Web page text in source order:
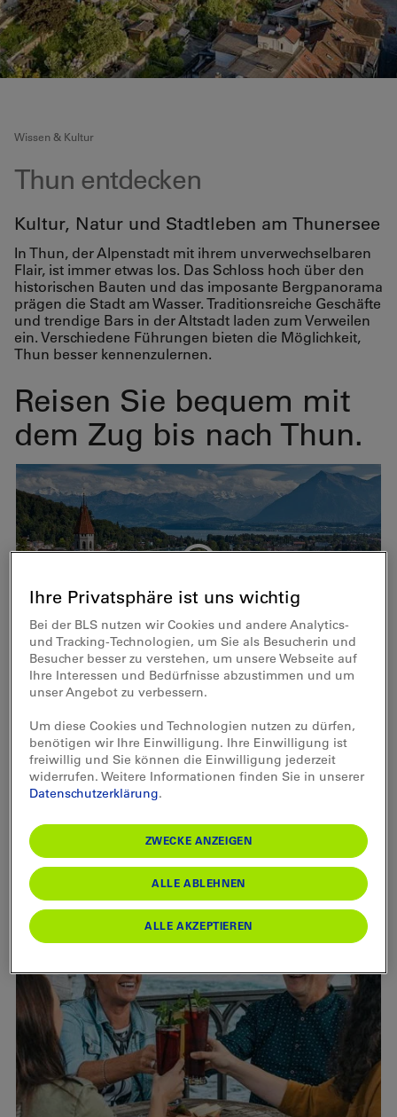
Wissen & Kultur
Thun entdecken
Kultur, Natur und Stadtleben am Thunersee
In Thun, der Alpenstadt mit ihrem unverwechselbaren
Flair, ist immer etwas los. Das Schloss hoch über den
historischen Bauten und das imposante Bergpanorama
prägen die Stadt am Wasser. Traditionsreiche Geschäfte
und trendige Bars in der Altstadt laden zum Verweilen
ein. Verschiedene Führungen bieten die Möglichkeit,
Thun besser kennenzulernen.
Reisen Sie bequem mit
dem Zug bis nach Thun.
Sehenswürdigkeiten
Führungen
Ihre Privatsphäre ist uns wichtig
Bei der BLS nutzen wir Cookies und andere Analytics-
und Tracking-Technologien, um Sie als Besucherin und
Besucher besser zu verstehen, um unsere Webseite auf
Ihre Interessen und Bedürfnisse abzustimmen und um
unser Angebot zu verbessern.
Um diese Cookies und Technologien nutzen zu dürfen,
benötigen wir Ihre Einwilligung. Ihre Einwilligung ist
freiwillig und Sie können die Einwilligung jederzeit
widerrufen. Weitere Informationen finden Sie in unserer
Datenschutzerklärung.
ZWECKE ANZEIGEN
ALLE ABLEHNEN
ALLE AKZEPTIEREN